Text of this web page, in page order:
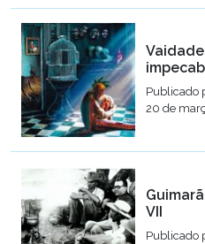
Publicado
20 de
VII
Publicado